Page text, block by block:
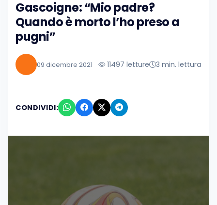
Gascoigne: “Mio padre?
Quando è morto l’ho preso a
pugni”
09 dicembre 2021 11497 letture 3 min. lettura
CONDIVIDI: